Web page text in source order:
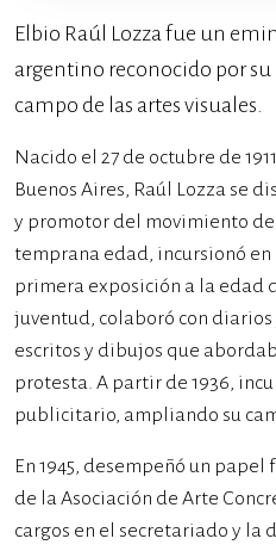
Elbio Raúl Lozza fue un
argentino reconocido por su
campo de las artes visuales.
Nacido el 27 de octubre de
Buenos Aires, Raúl Lozza se
y promotor del movimiento
temprana edad, incursionó
primera exposición a la edad
juventud, colaboró con
escritos y dibujos que
protesta. A partir de 1936,
publicitario, ampliando su
En 1945, desempeñó un
de la Asociación de Arte
cargos en el secretariado y la